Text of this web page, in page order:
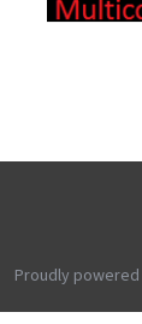
Proudly